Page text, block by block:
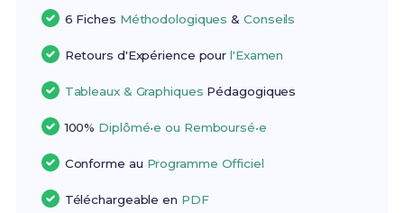
6 Fiches Méthodologiques &Conseils
Retours d'Expérience pourl'Examen
Tableaux & Graphiques Pédagogiques
100% Diplômé•e ou Remboursé•e
Conforme au Programme Officiel
Téléchargeable en PDF